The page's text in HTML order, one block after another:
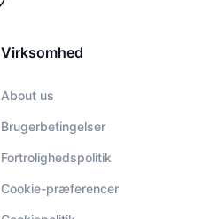
Virksomhed
About us
Brugerbetingelser
Fortrolighedspolitik
Cookie-præferencer